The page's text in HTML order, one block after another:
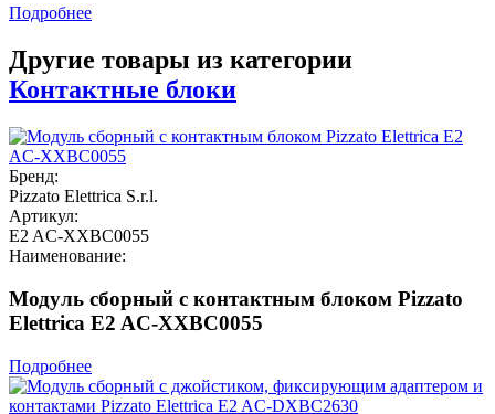
Подробнее
Другие товары из категории
Контактные блоки
Бренд:
Pizzato Elettrica S.r.l.
Артикул:
E2 AC-XXBC0055
Наименование:
Модуль сборный с контактным блоком Pizzato
Elettrica E2 AC-XXBC0055
Подробнее